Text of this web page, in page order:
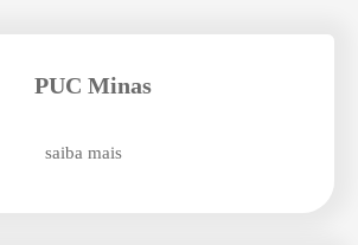
PUC Minas
saiba mais